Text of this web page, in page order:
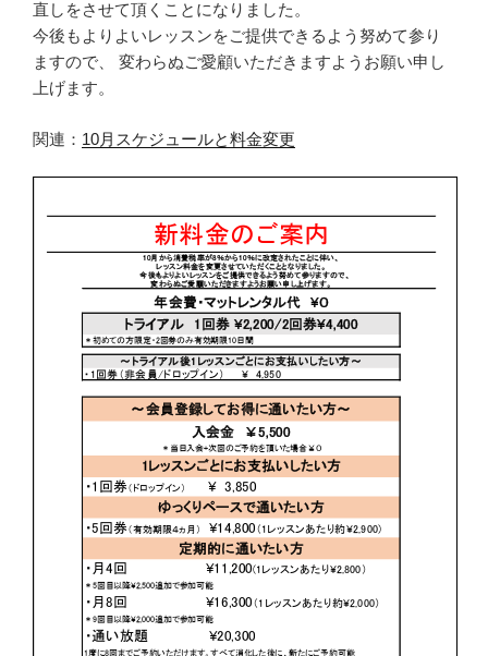
直しをさせて頂くことになりました。
今後もよりよいレッスンをご提供できるよう努めて参り
ますので、 変わらぬご愛顧いただきますようお願い申し
上げます。
関連： 10月スケジュールと料金変更